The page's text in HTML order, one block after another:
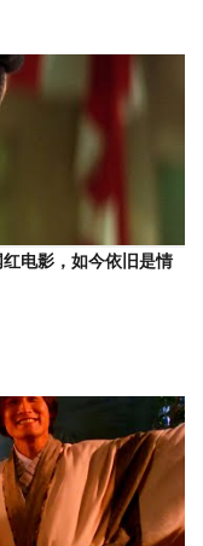
电影，如今依旧是情